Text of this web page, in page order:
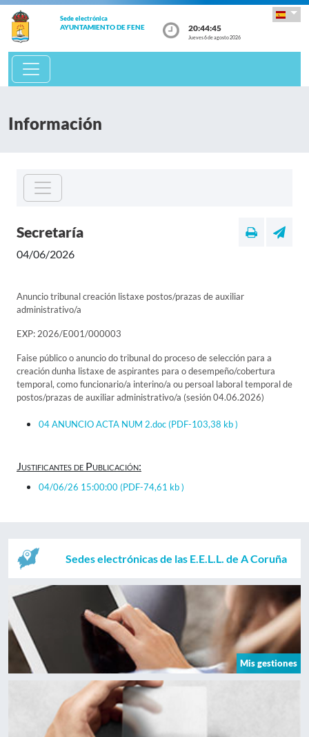
Sede electrónica
AYUNTAMIENTO DE FENE 20:44:45
Jueves 6 de agosto 2026
Información
Secretaría
04/06/2026
Anuncio tribunal creación listaxe postos/prazas de auxiliar
administrativo/a
EXP: 2026/E001/000003
Faise público o anuncio do tribunal do proceso de selección para a
creación dunha listaxe de aspirantes para o desempeño/cobertura
temporal, como funcionario/a interino/a ou persoal laboral temporal de
postos/prazas de auxiliar administrativo/a (sesión 04.06.2026)
04 ANUNCIO ACTA NUM 2.doc(PDF-103,38 kb )
Justificantes de Publicación:
04/06/26 15:00:00(PDF-74,61 kb )
Sedes electrónicas de las E.E.L.L. de A Coruña
Mis gestiones